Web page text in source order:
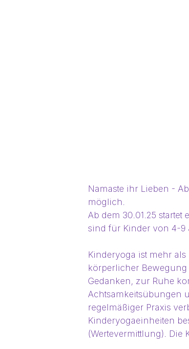
Namaste ihr Lieben -
möglich.
Ab dem 30.01.25
sind für Kinder von 4-9
Kinderyoga ist mehr
körperlicher
Gedanken, zur Ruhe
Achtsamkeitsübungen
regelmäßiger Praxis
Kinderyogaeinheiten
(Wertevermittlung).